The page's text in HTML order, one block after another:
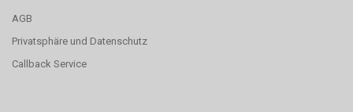
AGB
Privatsphäre und Datenschutz
Callback Service